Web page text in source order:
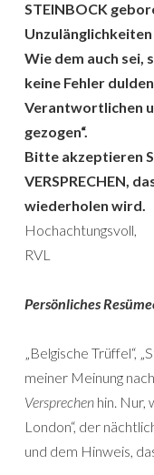
STEINBOCK
Wie dem auch sei,
keine Fehler
Verantwortlichen
gezogen“.
Bitte akzeptieren
VERSPRECHEN,
wiederholen wird.
Hochachtungsvoll,
RVL
Persönliches
„Belgische Trüffel“,
meiner Meinung
Versprechen hin. Nur,
London“, der
und dem Hinweis,